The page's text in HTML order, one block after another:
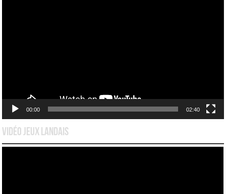
00:00 02:40
Vidéo Jeux Landais